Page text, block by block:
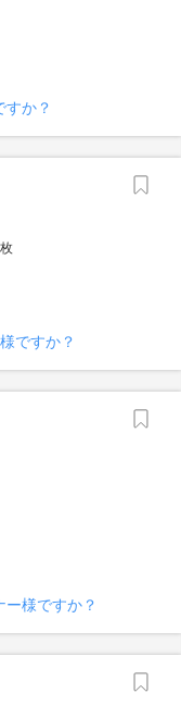
すか？
ですか？
様ですか？